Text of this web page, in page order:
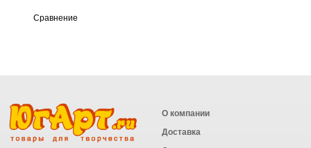
Сравнение
О компании
Доставка